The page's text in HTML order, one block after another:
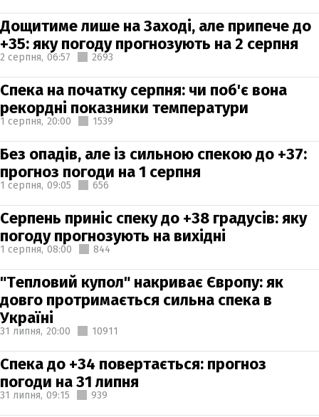
Дощитиме лише на Заході, але припече до
+35: яку погоду прогнозують на 2 серпня
2 серпня, 06:57 2693
Спека на початку серпня: чи поб'є вона
рекордні показники температури
1 серпня, 20:00 1539
Без опадів, але із сильною спекою до +37:
прогноз погоди на 1 серпня
1 серпня, 09:05 656
Серпень приніс спеку до +38 градусів: яку
погоду прогнозують на вихідні
1 серпня, 08:00 844
"Тепловий купол" накриває Європу: як
довго протримається сильна спека в
Україні
31 липня, 20:00 10911
Спека до +34 повертається: прогноз
погоди на 31 липня
31 липня, 09:15 939